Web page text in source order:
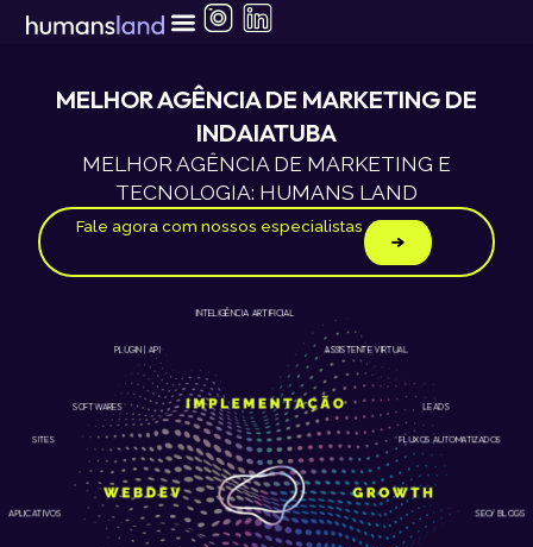
para
conteúdoMELHOR AGÊNCIA DE MARKETING DE
INDAIATUBA
MELHOR AGÊNCIA DE MARKETING E
TECNOLOGIA: HUMANS LAND
Fale agora com nossos especialistas
APLICATIVOS
SITES
SEO/ BLOGS
FLUXOS AUTOMATIZADOS
INTELIGÊNCIA ARTIFICIAL
PLUGIN | API
SOFTWARES
ASSISTENTE VIRTUAL
LEADS